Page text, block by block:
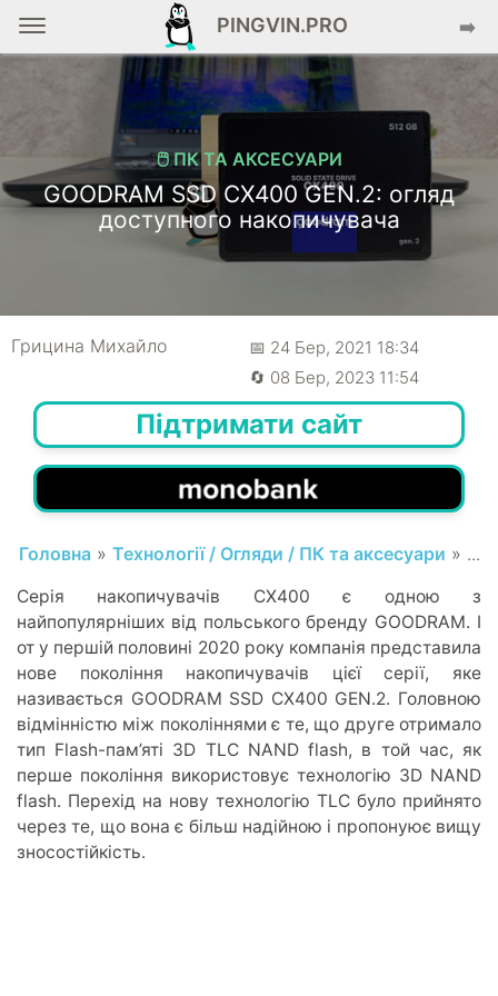
PINGVIN.PRO ➡️
🖱️ ПК ТА АКСЕСУАРИ
GOODRAM SSD CX400 GEN.2: огляд
доступного накопичувача
Грицина Михайло
📅 24 Бер, 2021 18:34
🔄 08 Бер, 2023 11:54
Підтримати сайт
Головна» Технології / Огляди / ПК та аксесуари » ...
Серія накопичувачів CX400 є одною з
найпопулярніших від польського бренду GOODRAM. І
от у першій половині 2020 року компанія представила
нове покоління накопичувачів цієї серії, яке
називається GOODRAM SSD CX400 GEN.2. Головною
відмінністю між поколіннями є те, що друге отримало
тип Flash-пам’яті 3D TLC NAND flash, в той час, як
перше покоління використовує технологію 3D NAND
flash. Перехід на нову технологію TLC було прийнято
через те, що вона є більш надійною і пропонуює вищу
зносостійкість.